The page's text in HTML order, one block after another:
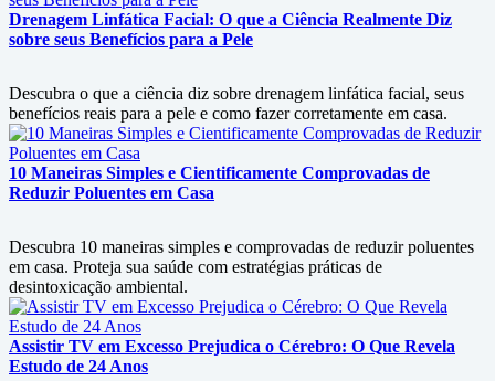
Drenagem Linfática Facial: O que a Ciência Realmente Diz
sobre seus Benefícios para a Pele
Descubra o que a ciência diz sobre drenagem linfática facial, seus
benefícios reais para a pele e como fazer corretamente em casa.
10 Maneiras Simples e Cientificamente Comprovadas de
Reduzir Poluentes em Casa
Descubra 10 maneiras simples e comprovadas de reduzir poluentes
em casa. Proteja sua saúde com estratégias práticas de
desintoxicação ambiental.
Assistir TV em Excesso Prejudica o Cérebro: O Que Revela
Estudo de 24 Anos